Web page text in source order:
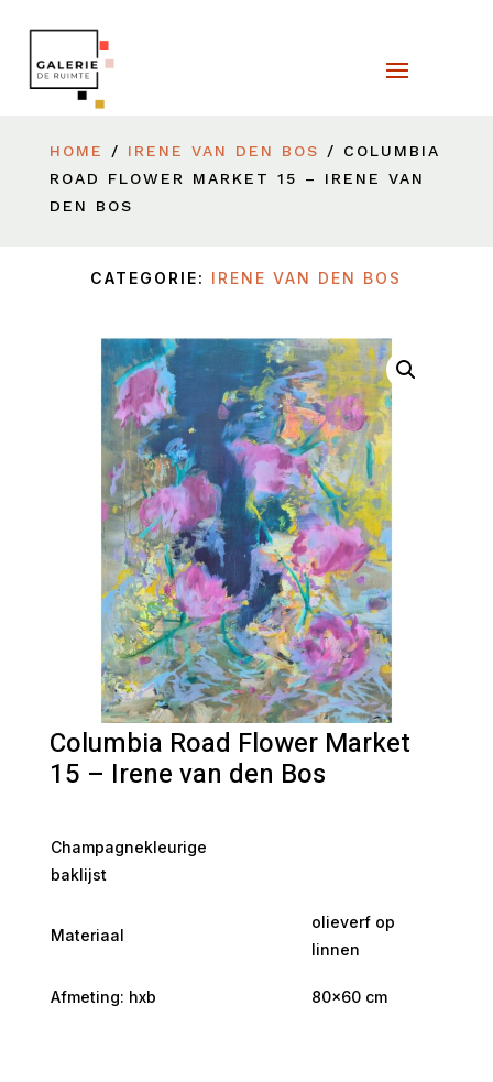
HOME / IRENE VAN DEN BOS
/ COLUMBIA
ROAD FLOWER MARKET 15 – IRENE VAN
DEN BOS
CATEGORIE: IRENE VAN DEN BOS
Columbia Road Flower Market
15 – Irene van den Bos
Champagnekleurige
baklijst
Materiaal
olieverf op
linnen
Afmeting: hxb 80×60 cm